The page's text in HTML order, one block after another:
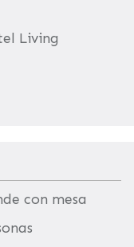
Living
con mesa